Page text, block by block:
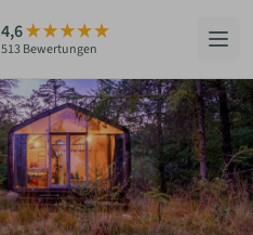
4,6
513 Bewertungen